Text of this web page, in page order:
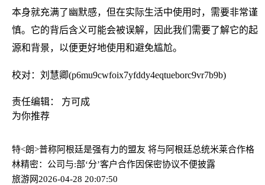
本身就充满了幽默感，但在实际生活中使用时，需要非常谨
慎。它的背后含义可能会被误解，因此我们需要了解它的起
源和背景，以便更好地使用和避免尴尬。
校对：刘慧卿(p6mu9cwfoix7yfddy4eqtueborc9vr7b9b)
责任编辑： 方可成
为你推荐
特<朗>普称阿根廷是强有力的盟友 将与阿根廷总统米莱合作格
林精密：公司与:部‘分’客户合作因保密协议不便披露
旅游网2026-04-28 20:07:50